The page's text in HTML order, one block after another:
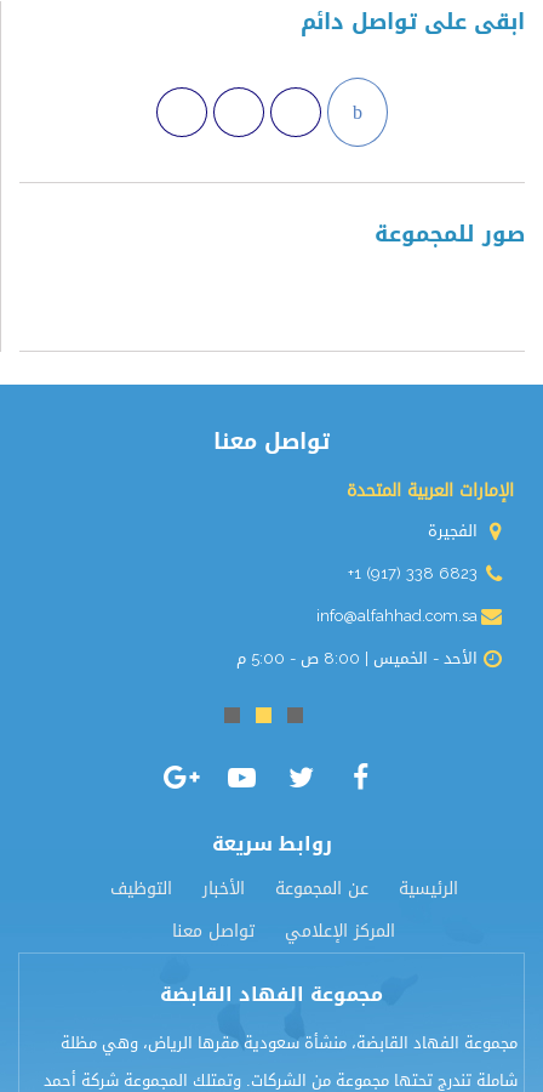
ابقى على تواصل دائم
صور للمجموعة
تواصل معنا
الإمارات العربية المتحدة
الفجيرة
+1 (917) 338 6823
info@alfahhad.com.sa
الأحد - الخميس | 8:00 ص - 5:00 م
روابط سريعة
الرئيسية عن المجموعة الأخبار
التوظيف
المركز الإعلامي
تواصل معنا
مجموعة الفهاد القابضة
مجموعة الفهاد القابضة، منشأة سعودية مقرها الرياض، وهي مظلة
شاملة تندرج تحتها مجموعة من الشركات. وتمتلك المجموعة شركة أحمد